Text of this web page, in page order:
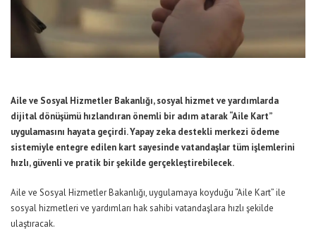
Aile ve Sosyal Hizmetler Bakanlığı, sosyal hizmet ve yardımlarda
dijital dönüşümü hızlandıran önemli bir adım atarak “Aile Kart”
uygulamasını hayata geçirdi. Yapay zeka destekli merkezi ödeme
sistemiyle entegre edilen kart sayesinde vatandaşlar tüm işlemlerini
hızlı, güvenli ve pratik bir şekilde gerçekleştirebilecek.
Aile ve Sosyal Hizmetler Bakanlığı, uygulamaya koyduğu “Aile Kart” ile
sosyal hizmetleri ve yardımları hak sahibi vatandaşlara hızlı şekilde
ulaştıracak.